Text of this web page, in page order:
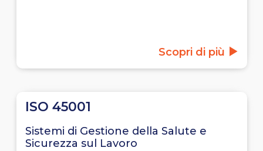
Scopri di più
ISO 45001
Sistemi di Gestione della Salute e
Sicurezza sul Lavoro